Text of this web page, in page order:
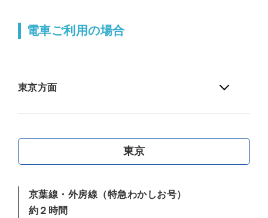
電車ご利用の場合
東京方面
東京
京葉線・外房線（特急わかしお号）
約２時間